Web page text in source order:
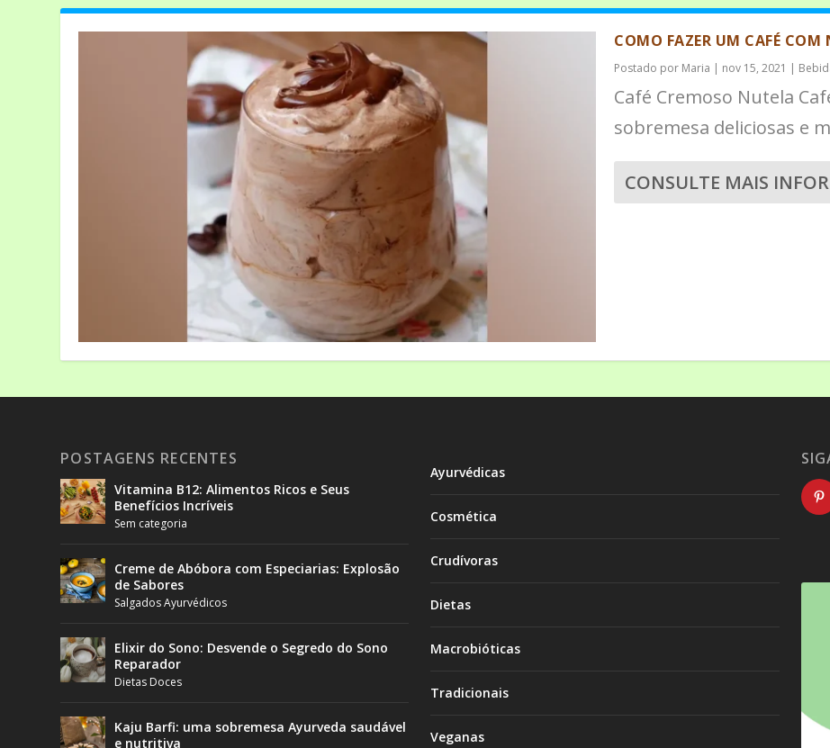
COMO FAZER UM CAFÉ COM
Postado por Maria | nov 15, 2021 |
Café Cremoso Nutela
sobremesa deliciosas e
CONSULTE MAIS
POSTAGENS RECENTES
Vitamina B12: Alimentos Ricos e Seus
Benefícios Incríveis
Sem categoria
Creme de Abóbora com Especiarias: Explosão
de Sabores
Salgados Ayurvédicos
Elixir do Sono: Desvende o Segredo do Sono
Reparador
Dietas Doces
Kaju Barfi: uma sobremesa Ayurveda saudável
e nutritiva
Ayurvédicas
Cosmética
Crudívoras
Dietas
Macrobióticas
Tradicionais
Veganas